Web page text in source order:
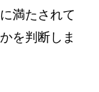
満たされて
を判断しま